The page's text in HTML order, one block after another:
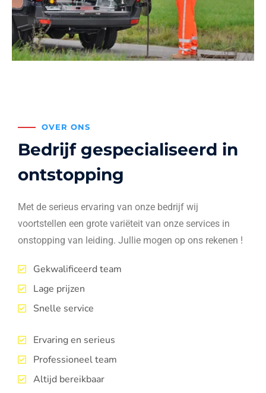
OVER ONS
Bedrijf gespecialiseerd in
ontstopping
Met de serieus ervaring van onze bedrijf wij
voortstellen een grote variëteit van onze services in
onstopping van leiding. Jullie mogen op ons rekenen !
Gekwalificeerd team
Lage prijzen
Snelle service
Ervaring en serieus
Professioneel team
Altijd bereikbaar